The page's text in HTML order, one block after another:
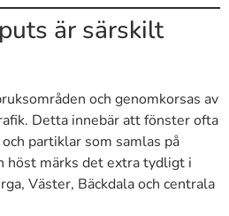
är särskilt
och genomkorsas av
Detta innebär att fönster ofta
partiklar som samlas på
höst märks det extra tydligt i
Väster, Bäckdala och centrala